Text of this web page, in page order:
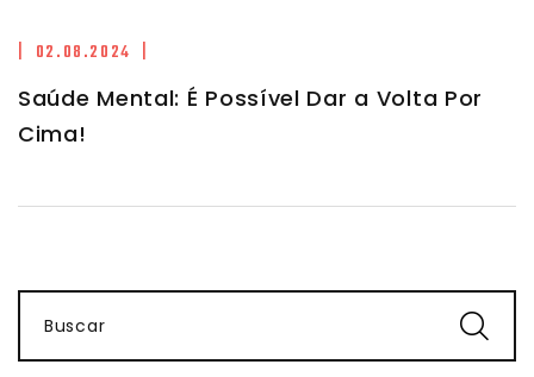
| 02.08.2024 |
Saúde Mental: É Possível Dar a Volta Por
Cima!
Buscar